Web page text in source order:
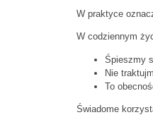
W praktyce
W codziennym
Śpieszmy
Nie
To
Świadome